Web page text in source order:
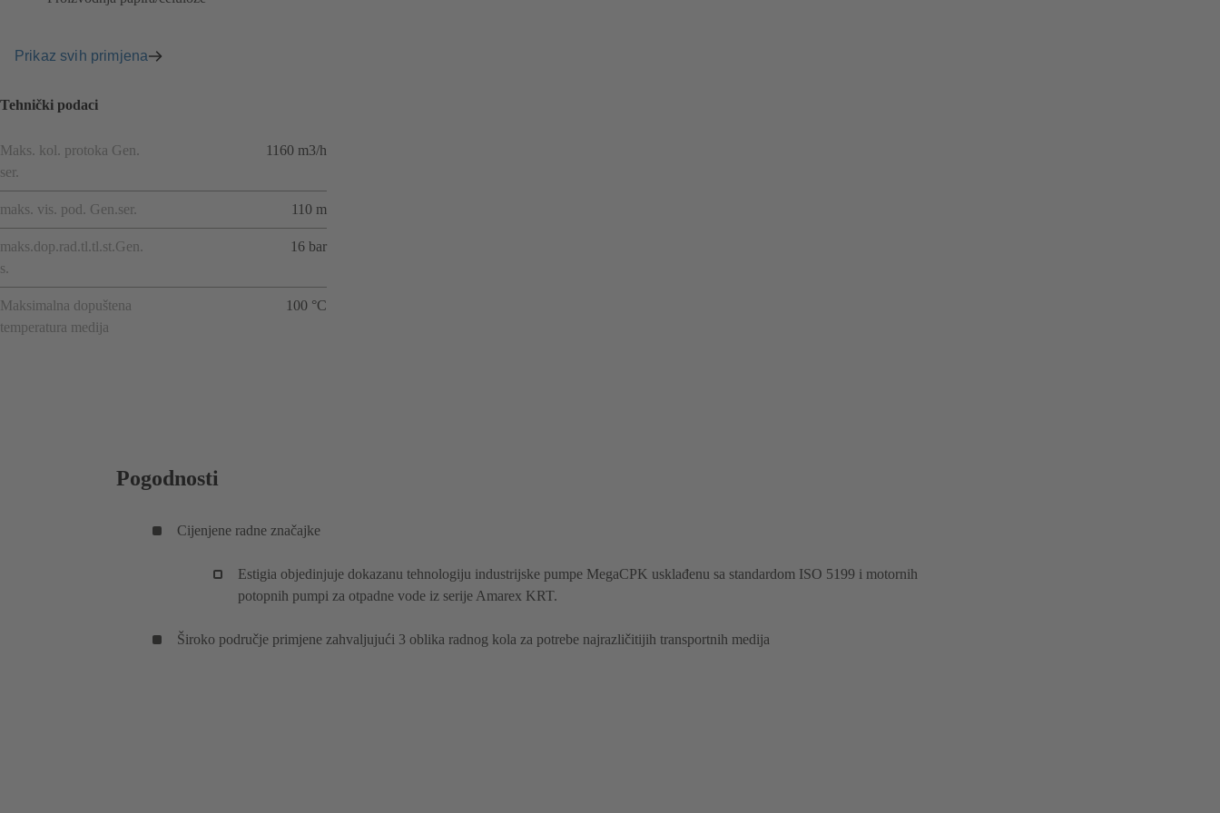
Prikaz svih primjena
Tehnički podaci
Maks. kol. protoka Gen.
ser.
1160 m3/h
maks. vis. pod. Gen.ser. 110 m
maks.dop.rad.tl.tl.st.Gen.
s.
16 bar
Maksimalna dopuštena
temperatura medija
100 °C
Pogodnosti
Cijenjene radne značajke
Estigia objedinjuje dokazanu tehnologiju industrijske pumpe MegaCPK usklađenu sa standardom ISO 5199 i motornih
potopnih pumpi za otpadne vode iz serije Amarex KRT.
Široko područje primjene zahvaljujući 3 oblika radnog kola za potrebe najrazličitijih transportnih medija